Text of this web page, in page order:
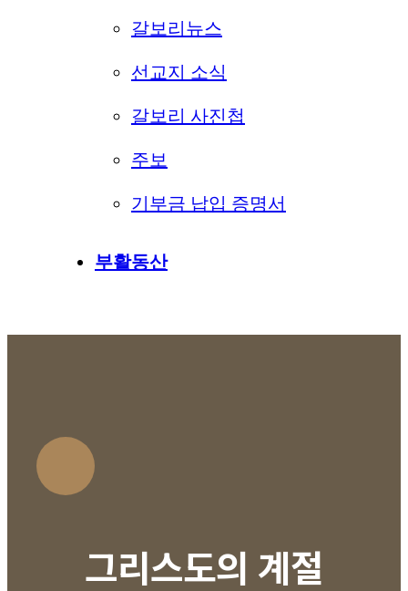
갈보리뉴스
선교지 소식
갈보리 사진첩
주보
기부금 납입 증명서
부활동산
그리스도의 계절